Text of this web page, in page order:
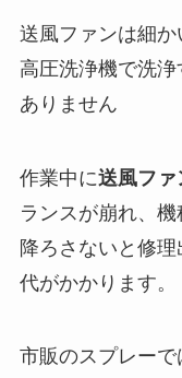
送風ファンは細か
高圧洗浄機で洗
ありません
作業中に送風ファ
ランスが崩れ、
降ろさないと修
代がかかります。
市販のスプレー